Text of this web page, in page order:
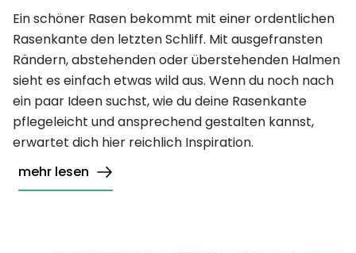
Ein schöner Rasen bekommt mit einer ordentlichen
Rasenkante den letzten Schliff. Mit ausgefransten
Rändern, abstehenden oder überstehenden Halmen
sieht es einfach etwas wild aus. Wenn du noch nach
ein paar Ideen suchst, wie du deine Rasenkante
pflegeleicht und ansprechend gestalten kannst,
erwartet dich hier reichlich Inspiration.
mehr lesen